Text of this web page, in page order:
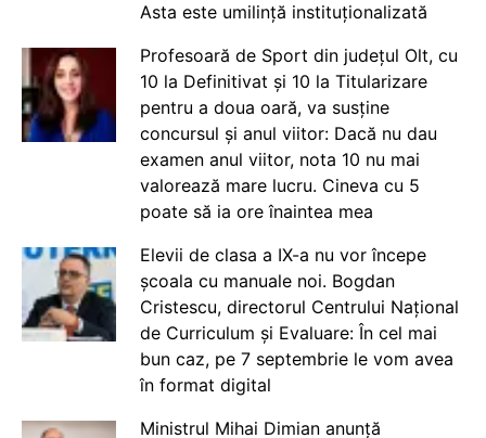
Asta este umilință instituționalizată
Profesoară de Sport din județul Olt, cu
10 la Definitivat și 10 la Titularizare
pentru a doua oară, va susține
concursul și anul viitor: Dacă nu dau
examen anul viitor, nota 10 nu mai
valorează mare lucru. Cineva cu 5
poate să ia ore înaintea mea
Elevii de clasa a IX-a nu vor începe
școala cu manuale noi. Bogdan
Cristescu, directorul Centrului Național
de Curriculum și Evaluare: În cel mai
bun caz, pe 7 septembrie le vom avea
în format digital
Ministrul Mihai Dimian anunță